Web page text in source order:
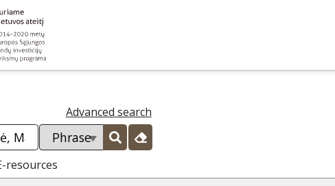
Advanced search
resources